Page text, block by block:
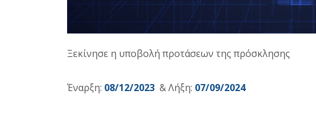
Ξεκίνησε η υποβολή προτάσεων της πρόσκλησης
Έναρξη: 08/12/2023 & Λήξη: 07/09/2024